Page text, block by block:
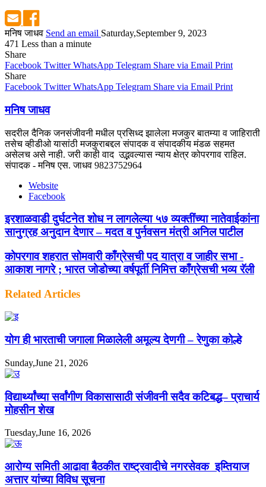
मनिष जाधव Send an email Saturday,September 9, 2023
471 Less than a minute
Share
Facebook Twitter WhatsApp Telegram Share via Email Print
Share
Facebook Twitter WhatsApp Telegram Share via Email Print
मनिष जाधव
सदरील दैनिक जनसंजीवनी मधील प्रसिध्द झालेला मजकुर बातम्या व जाहिराती
तसेच व्हीडीओ यासांठी मजकुराबद्दल संपादक व संपादकीय मंडळ सहमत
असेलच असे नाही. जरी काही वाद उद्भवल्यास न्याय क्षेत्र कोपरगाव राहिल.
संपादक - मनिष एस. जाधव 9823752964
Website
Facebook
इरशाळवाडी दुर्घटनेत शोध न लागलेल्या ५७ व्यक्तींच्या नातेवाईकांना
सानुग्रह अनुदान देणार – मदत व पुर्नवसन मंत्री अनिल पाटील
कोपरगाव शहरात सोमवारी काँग्रेसची पद यात्रा व जाहीर सभा -
आकाश नागरे ; भारत जोडोच्या वर्षपूर्ती निमित्त काँग्रेसची भव्य रॅली
Related Articles
योग ही भारताची जगाला मिळालेली अमूल्य देणगी – रेणुका कोल्हे
Sunday,June 21, 2026
विद्यार्थ्यांच्या सर्वांगीण विकासासाठी संजीवनी सदैव कटिबद्ध– प्राचार्य
मोहसीन शेख
Tuesday,June 16, 2026
आरोग्य समिती आढावा बैठकीत राष्ट्रवादीचे नगरसेवक इम्तियाज
अत्तार यांच्या विविध सूचना